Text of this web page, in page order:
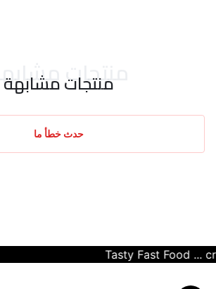
منتجات مشابهة
منتجات مشابهة
حدث خطأ ما
Tasty Fast Food ...